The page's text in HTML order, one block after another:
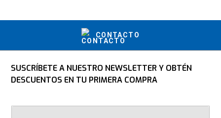
CONTACTO
SUSCRÍBETE A NUESTRO NEWSLETTER Y OBTÉN
DESCUENTOS EN TU PRIMERA COMPRA